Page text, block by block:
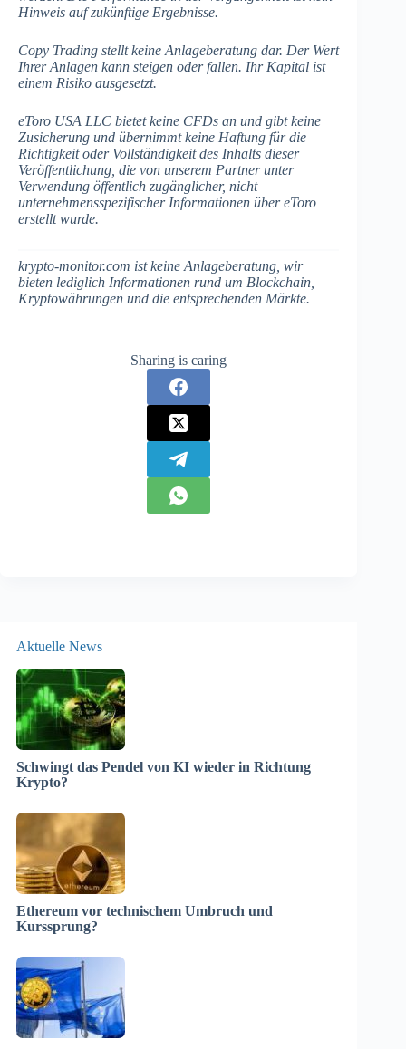
Hinweis auf zukünftige Ergebnisse.
Copy Trading stellt keine Anlageberatung dar. Der Wert
Ihrer Anlagen kann steigen oder fallen. Ihr Kapital ist
einem Risiko ausgesetzt.
eToro USA LLC bietet keine CFDs an und gibt keine
Zusicherung und übernimmt keine Haftung für die
Richtigkeit oder Vollständigkeit des Inhalts dieser
Veröffentlichung, die von unserem Partner unter
Verwendung öffentlich zugänglicher, nicht
unternehmensspezifischer Informationen über eToro
erstellt wurde.
krypto-monitor.com ist keine Anlageberatung, wir
bieten lediglich Informationen rund um Blockchain,
Kryptowährungen und die entsprechenden Märkte.
Sharing is caring
Aktuelle News
Schwingt das Pendel von KI wieder in Richtung
Krypto?
Ethereum vor technischem Umbruch und
Kurssprung?